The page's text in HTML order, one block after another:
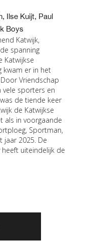
Ilse Kuijt, Paul
Boys
Katwijk,
spanning
Katwijkse
kwam er in het
Vriendschap
vele sporters en
de tiende keer
de Katwijkse
als in voorgaande
Sportman,
jaar 2025. De
heeft uiteindelijk de